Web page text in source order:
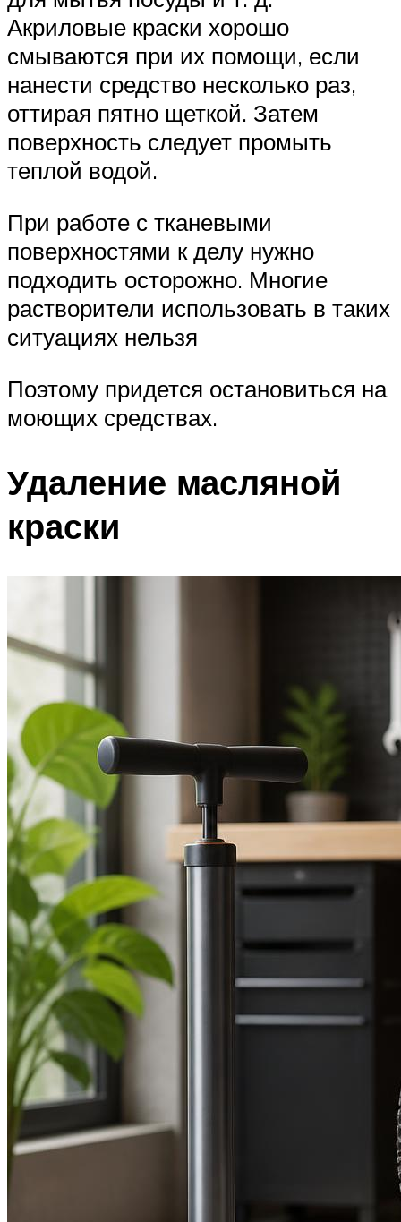
Акриловые краски хорошо
смываются при их помощи, если
нанести средство несколько раз,
оттирая пятно щеткой. Затем
поверхность следует промыть
теплой водой.
При работе с тканевыми
поверхностями к делу нужно
подходить осторожно. Многие
растворители использовать в таких
ситуациях нельзя
Поэтому придется остановиться на
моющих средствах.
Удаление масляной
краски